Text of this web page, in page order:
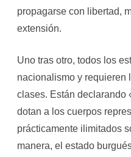
propagarse con libertad,
extensión.
Uno tras otro, todos los
nacionalismo y requieren
clases. Están declarando
dotan a los cuerpos
prácticamente ilimitados
manera, el estado